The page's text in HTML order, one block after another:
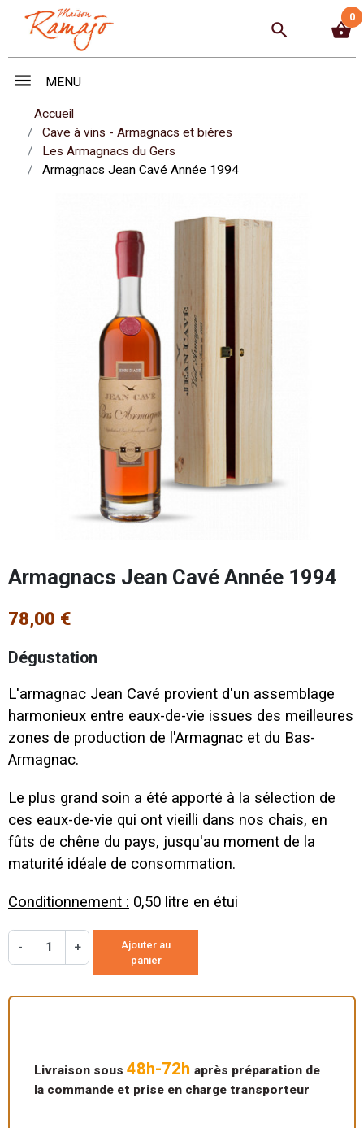
search shopping_basket
0
menu MENU
Accueil
Cave à vins - Armagnacs et biéres
Les Armagnacs du Gers
Armagnacs Jean Cavé Année 1994
Armagnacs Jean Cavé Année 1994
78,00 €
Dégustation
L'armagnac Jean Cavé provient d'un assemblage
harmonieux entre eaux-de-vie issues des meilleures
zones de production de l'Armagnac et du Bas-
Armagnac.
Le plus grand soin a été apporté à la sélection de
ces eaux-de-vie qui ont vieilli dans nos chais, en
fûts de chêne du pays, jusqu'au moment de la
maturité idéale de consommation.
Conditionnement : 0,50 litre en étui
- +
Ajouter au
panier
Livraison sous 48h-72h après préparation de
la commande et prise en charge transporteur